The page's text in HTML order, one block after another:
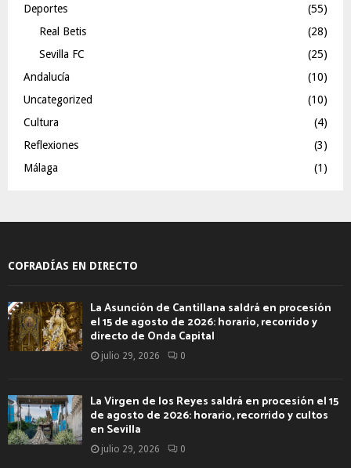
Deportes
(55)
Real Betis
(28)
Sevilla FC
(25)
Andalucía
(10)
Uncategorized
(10)
Cultura
(4)
Reflexiones
(3)
Málaga
(1)
COFRADÍAS EN DIRECTO
La Asunción de Cantillana saldrá en procesión
el 15 de agosto de 2026: horario, recorrido y
directo de Onda Capital
julio 29, 2026 0
La Virgen de los Reyes saldrá en procesión el 15
de agosto de 2026: horario, recorrido y cultos
en Sevilla
julio 29, 2026 0